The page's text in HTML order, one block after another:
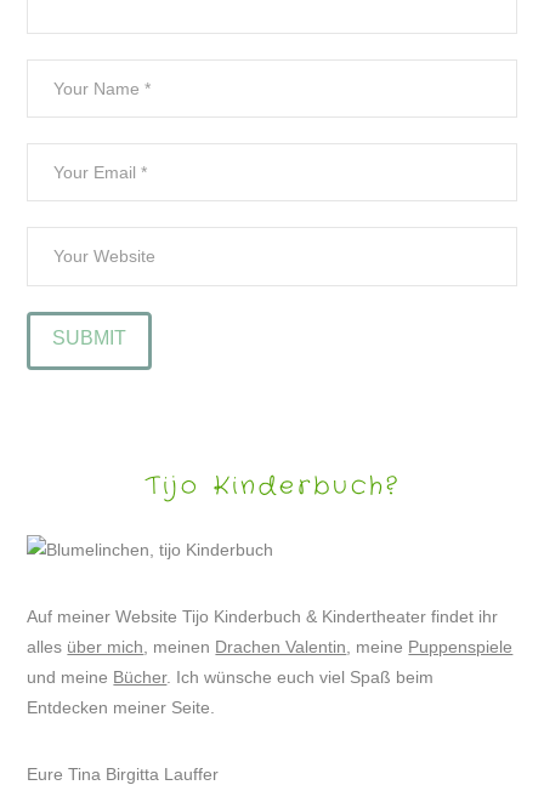
Tijo Kinderbuch?
Auf meiner Website Tijo Kinderbuch & Kindertheater findet ihr
alles über mich , meinen Drachen Valentin , meine Puppenspiele
und meine Bücher. Ich wünsche euch viel Spaß beim
Entdecken meiner Seite.
Eure Tina Birgitta Lauffer